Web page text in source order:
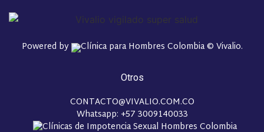
Powered by © Vivalio.
Otros
CONTACTO@VIVALIO.COM.CO
Whatsapp: +57 3009140033